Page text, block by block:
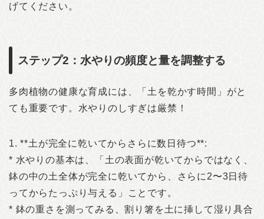
げてください。
ステップ2：水やりの頻度と量を調整する
多肉植物の健康な育成には、「土を乾かす時間」がと
ても重要です。水やりのしすぎは厳禁！
1. **土が完全に乾いてからさらに数日待つ**:
* 水やりの基本は、「土の表面が乾いてからではなく、
鉢の中の土全体が完全に乾いてから、さらに2〜3日待
ってからたっぷり与える」ことです。
* 鉢の重さを測ってみる、割り箸を土に挿して湿り具合